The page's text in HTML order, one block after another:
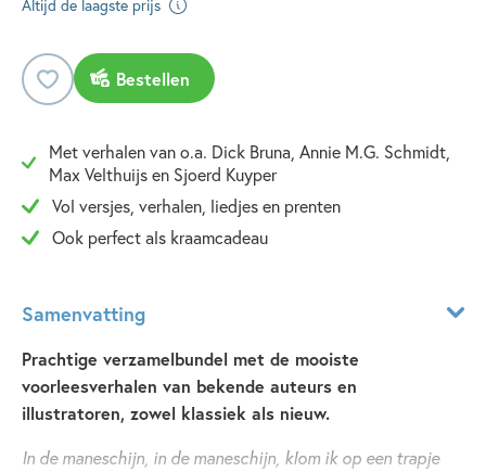
Altijd de laagste prijs
Bestellen
Met verhalen van o.a. Dick Bruna, Annie M.G. Schmidt,
Max Velthuijs en Sjoerd Kuyper
Vol versjes, verhalen, liedjes en prenten
Ook perfect als kraamcadeau
Samenvatting
Prachtige verzamelbundel met de mooiste
voorleesverhalen van bekende auteurs en
illustratoren, zowel klassiek als nieuw.
In de maneschijn, in de maneschijn, klom ik op een trapje